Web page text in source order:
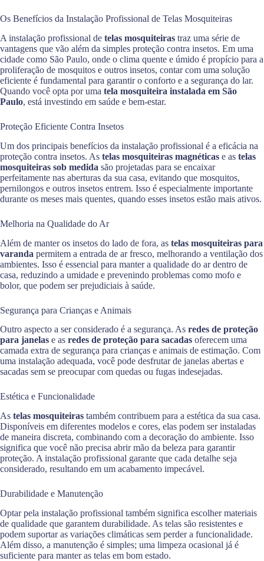
Os Benefícios da Instalação Profissional de Telas Mosquiteiras
A instalação profissional de telas mosquiteiras traz uma série de
vantagens que vão além da simples proteção contra insetos. Em uma
cidade como São Paulo, onde o clima quente e úmido é propício para a
proliferação de mosquitos e outros insetos, contar com uma solução
eficiente é fundamental para garantir o conforto e a segurança do lar.
Quando você opta por uma tela mosquiteira instalada em São
Paulo, está investindo em saúde e bem-estar.
Proteção Eficiente Contra Insetos
Um dos principais benefícios da instalação profissional é a eficácia na
proteção contra insetos. As telas mosquiteiras magnéticas e as telas
mosquiteiras sob medida são projetadas para se encaixar
perfeitamente nas aberturas da sua casa, evitando que mosquitos,
pernilongos e outros insetos entrem. Isso é especialmente importante
durante os meses mais quentes, quando esses insetos estão mais ativos.
Melhoria na Qualidade do Ar
Além de manter os insetos do lado de fora, as telas mosquiteiras para
varanda permitem a entrada de ar fresco, melhorando a ventilação dos
ambientes. Isso é essencial para manter a qualidade do ar dentro de
casa, reduzindo a umidade e prevenindo problemas como mofo e
bolor, que podem ser prejudiciais à saúde.
Segurança para Crianças e Animais
Outro aspecto a ser considerado é a segurança. As redes de proteção
para janelas e as redes de proteção para sacadas oferecem uma
camada extra de segurança para crianças e animais de estimação. Com
uma instalação adequada, você pode desfrutar de janelas abertas e
sacadas sem se preocupar com quedas ou fugas indesejadas.
Estética e Funcionalidade
As telas mosquiteiras também contribuem para a estética da sua casa.
Disponíveis em diferentes modelos e cores, elas podem ser instaladas
de maneira discreta, combinando com a decoração do ambiente. Isso
significa que você não precisa abrir mão da beleza para garantir
proteção. A instalação profissional garante que cada detalhe seja
considerado, resultando em um acabamento impecável.
Durabilidade e Manutenção
Optar pela instalação profissional também significa escolher materiais
de qualidade que garantem durabilidade. As telas são resistentes e
podem suportar as variações climáticas sem perder a funcionalidade.
Além disso, a manutenção é simples; uma limpeza ocasional já é
suficiente para manter as telas em bom estado.